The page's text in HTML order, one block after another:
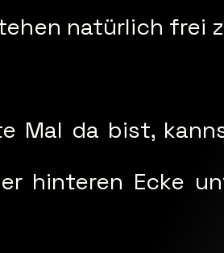
natürlich frei
Mal da bist,
hinteren Ecke